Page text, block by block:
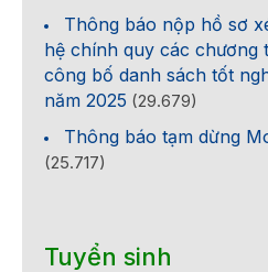
Thông báo nộp hồ sơ
hệ chính quy các chương
công bố danh sách tốt
năm 2025 (29.679)
Thông báo tạm dừng
(25.717)
Tuyển sinh